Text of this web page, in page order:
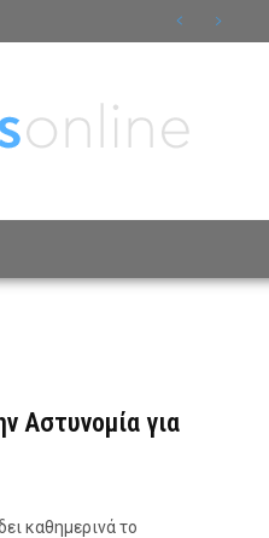
Αστυνομία για
καθημερινά το